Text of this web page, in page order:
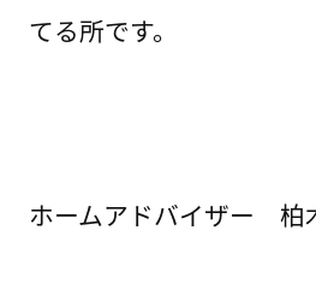
てる所です。
ホームアドバイザー 柏